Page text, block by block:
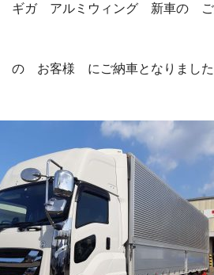
ギガ アルミウィング 新車の
の お客様 にご納車となりました